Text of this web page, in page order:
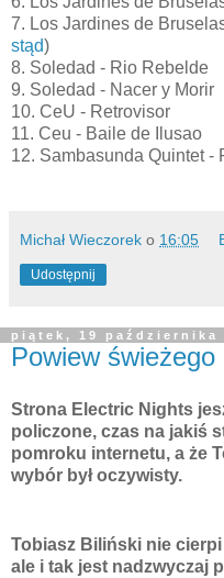
7. Los Jardines de
stąd)
8. Soledad - Rio Rebelde
9. Soledad - Nacer y Morir
10. CeU - Retrovisor
11. Ceu - Baile de Ilusao
12. Sambasunda Quintet -
Michał Wieczorek o 16:05
Udostępnij
piątek, 19 października
Powiew
Strona Electric Nights
policzone, czas na jakiś
pomroku internetu, a że
wybór był oczywisty.
Tobiasz Biliński nie
ale i tak jest nadzwyczaj